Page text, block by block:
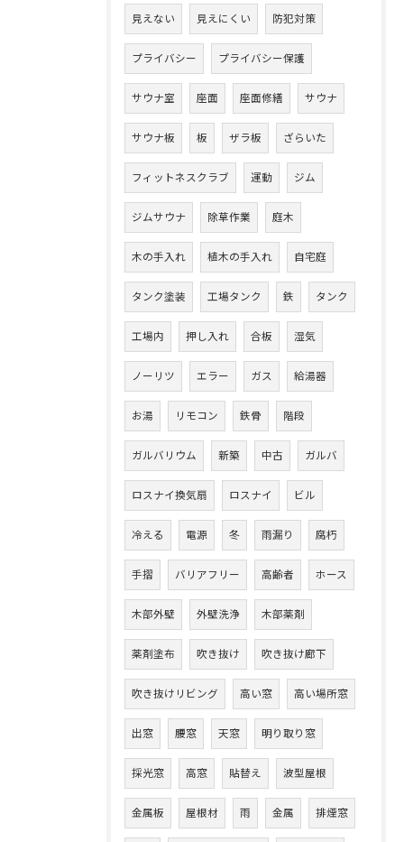
見えない 見えにくい 防犯対策
プライバシー プライバシー保護
サウナ室 座面 座面修繕 サウナ
サウナ板 板 ザラ板 ざらいた
フィットネスクラブ 運動 ジム
ジムサウナ 除草作業 庭木
木の手入れ 植木の手入れ 自宅庭
タンク塗装 工場タンク 鉄 タンク
工場内 押し入れ 合板 湿気
ノーリツ エラー ガス 給湯器
お湯 リモコン 鉄骨 階段
ガルバリウム 新築 中古 ガルバ
ロスナイ換気扇 ロスナイ ビル
冷える 電源 冬 雨漏り 腐朽
手摺 バリアフリー 高齢者 ホース
木部外壁 外壁洗浄 木部薬剤
薬剤塗布 吹き抜け 吹き抜け廊下
吹き抜けリビング 高い窓 高い場所窓
出窓 腰窓 天窓 明り取り窓
採光窓 高窓 貼替え 波型屋根
金属板 屋根材 雨 金属 排煙窓